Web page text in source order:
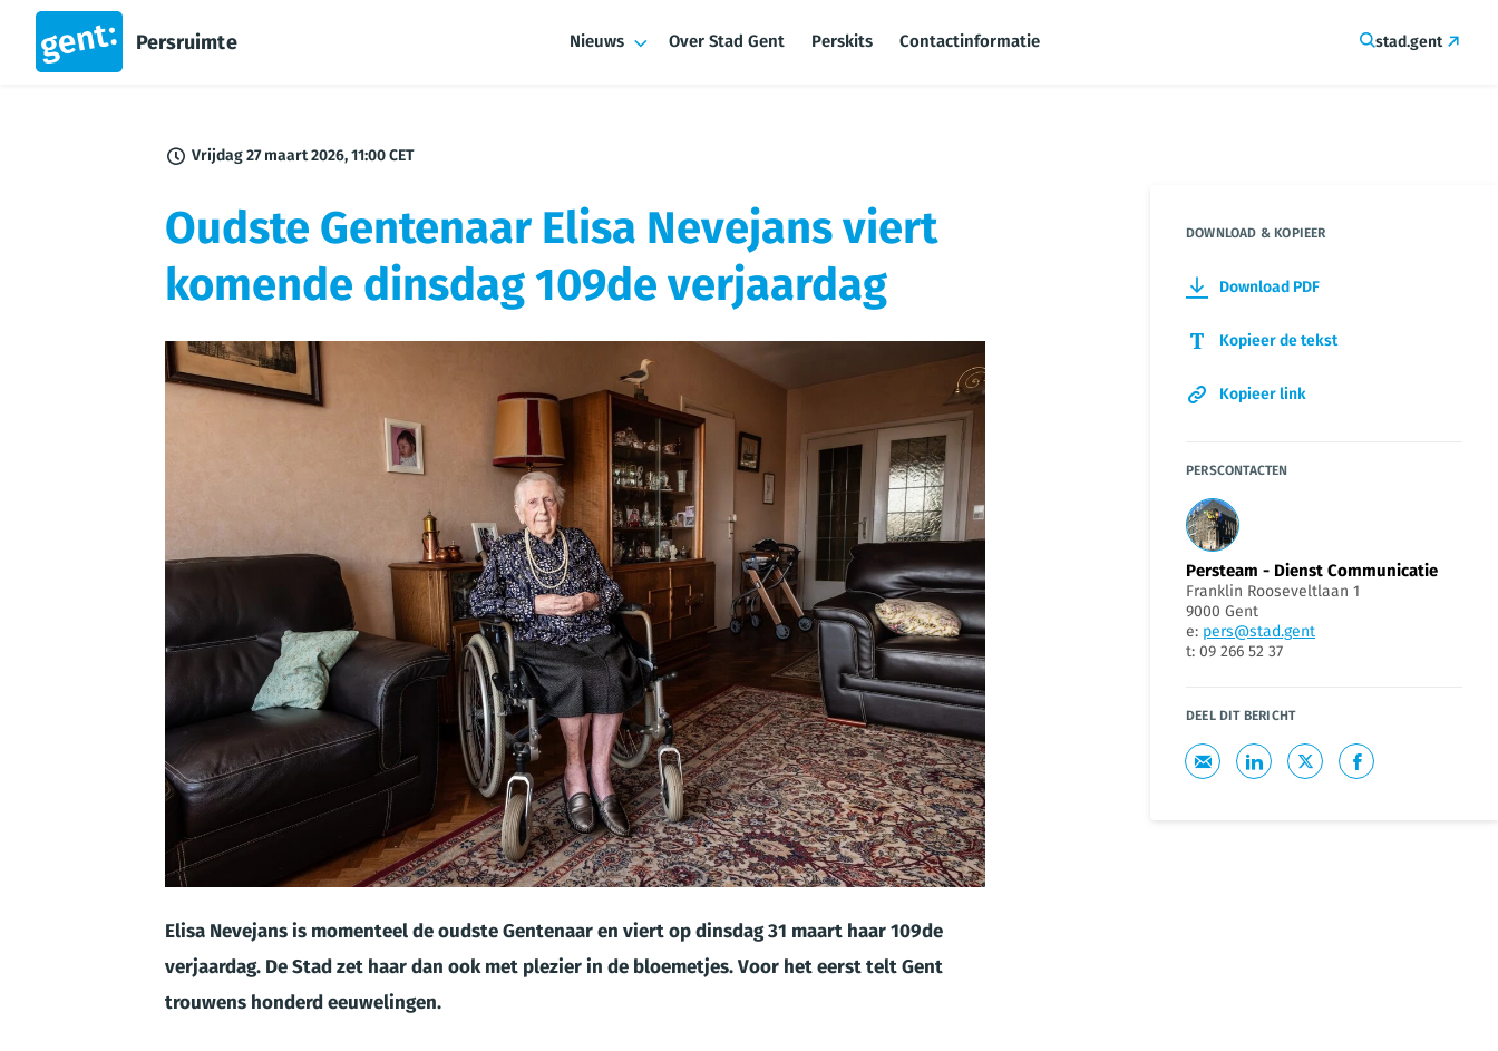
Persruimte Nieuws Over Stad Gent Perskits Contactinformatie stad.gent
Vrijdag 27 maart 2026, 11:00 CET
Oudste Gentenaar Elisa Nevejans viert
komende dinsdag 109de verjaardag
JPG
Elisa Nevejans is momenteel de oudste Gentenaar en viert op dinsdag 31 maart haar 109de
verjaardag. De Stad zet haar dan ook met plezier in de bloemetjes. Voor het eerst telt Gent
trouwens honderd eeuwelingen.
DOWNLOAD & KOPIEER
Download PDF
Kopieer de tekst
Kopieer link
PERSCONTACTEN
Persteam - Dienst Communicatie
Franklin Rooseveltlaan 1
9000 Gent
e: pers@stad.gent
t: 09 266 52 37
DEEL DIT BERICHT